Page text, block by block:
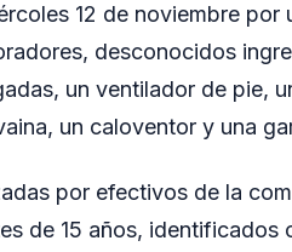
12 de noviembre por
desconocidos
un ventilador de pie,
un caloventor y una
por efectivos de la
de 15 años, identificados